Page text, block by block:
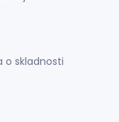
o skladnosti